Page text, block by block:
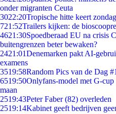
onder migranten Ceuta
3022:20Tropische hitte keert
721:52Trailers kijken: de
4621:30Spoedberaad EU na crisis
buitengrenzen beter bewaken?
2421:01Denemarken pakt AI-
examens
3519:58Random Pics van de Dag
6519:50Onlyfans-model met G-
maan
2519:43Peter Faber (82) overleden
2519:14Kabinet geeft bedrijven